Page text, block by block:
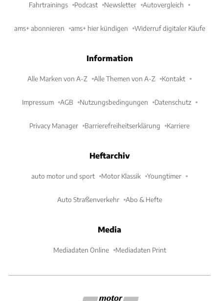
Fahrtrainings Podcast Newsletter Autovergleich
ams+ abonnieren ams+ hier kündigen Widerruf digitaler Käufe
Information
Alle Marken von A-Z Alle Themen von A-Z Kontakt
Impressum AGB Nutzungsbedingungen Datenschutz
Privacy Manager Barrierefreiheitserklärung Karriere
Heftarchiv
auto motor und sport Motor Klassik Youngtimer
Auto Straßenverkehr Abo & Hefte
Media
Mediadaten Online Mediadaten Print